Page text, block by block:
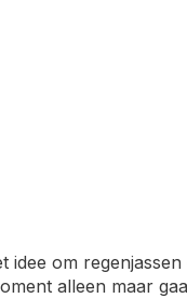
om
alleen maar